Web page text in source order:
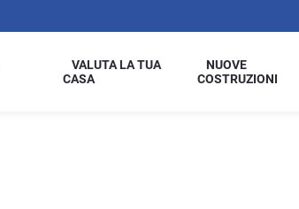
VALUTA LA TUA
CASA
NUOVE
COSTRUZIONI